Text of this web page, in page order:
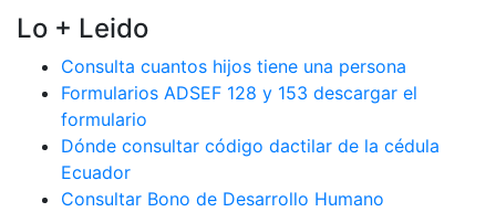
Lo + Leido
Consulta cuantos hijos tiene una persona
Formularios ADSEF 128 y 153 descargar el
formulario
Dónde consultar código dactilar de la cédula
Ecuador
Consultar Bono de Desarrollo Humano